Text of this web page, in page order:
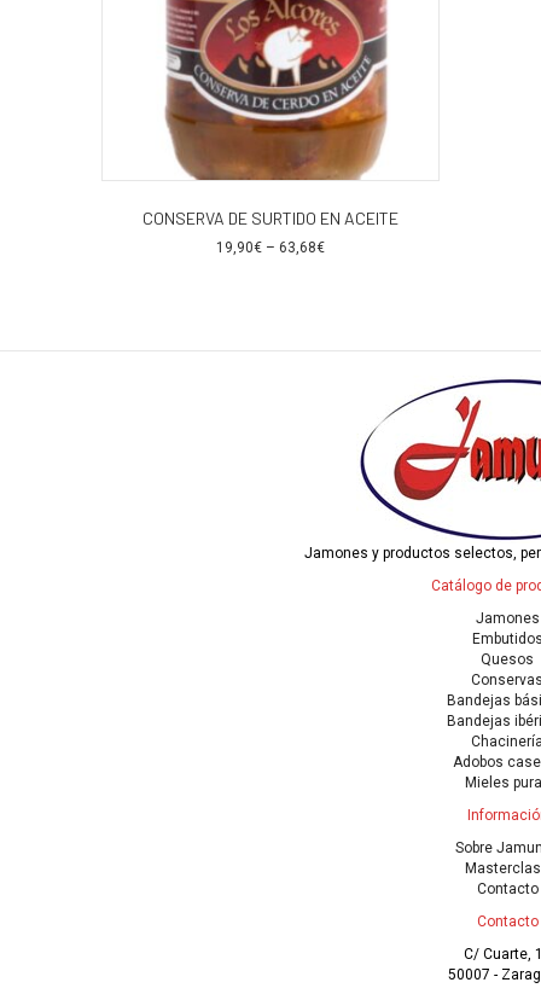
CONSERVA DE SURTIDO EN ACEITE
19,90€ – 63,68€
Jamones y productos selectos,
Catálogo de
Jamones
Quesos
Bandejas
Bandejas
Adobos
Mieles
Sobre
Contacto
Contacto
C/ Cuarte,
50007 -